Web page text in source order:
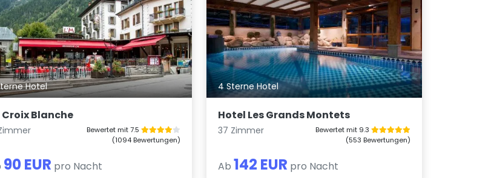
Hotel
Croix Blanche
Bewertet mit 7.5
(1094 Bewertungen)
90 EUR pro Nacht
4 Sterne Hotel
Hotel Les Grands Montets
37 Zimmer
Bewertet mit 9.3
(553 Bewertungen)
Ab 142 EUR pro Nacht